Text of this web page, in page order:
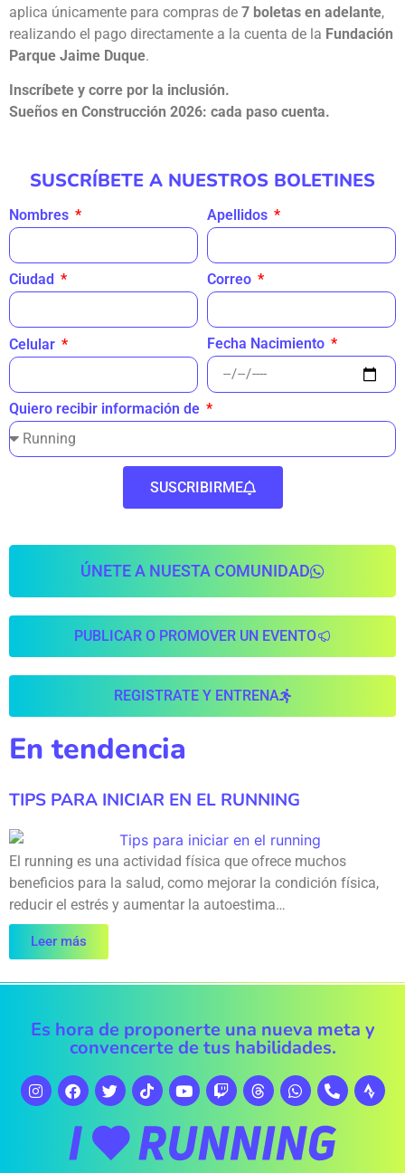
aplica únicamente para compras de 7 boletas en adelante,
realizando el pago directamente a la cuenta de la Fundación
Parque Jaime Duque.
Inscríbete y corre por la inclusión.
Sueños en Construcción 2026: cada paso cuenta.
SUSCRÍBETE A NUESTROS BOLETINES
Nombres Apellidos
Ciudad Correo
Celular Fecha Nacimiento
Quiero recibir información de
SUSCRIBIRME
ÚNETE A NUESTA COMUNIDAD
PUBLICAR O PROMOVER UN EVENTO
REGISTRATE Y ENTRENA
En tendencia
TIPS PARA INICIAR EN EL RUNNING
El running es una actividad física que ofrece muchos
beneficios para la salud, como mejorar la condición física,
reducir el estrés y aumentar la autoestima…
Leer más
Es hora de proponerte una nueva meta y
convencerte de tus habilidades.